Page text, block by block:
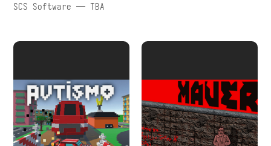
SCS Software — TBA